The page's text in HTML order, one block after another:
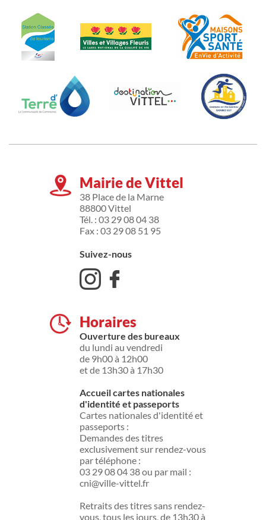
Mairie de Vittel
38 Place de la Marne
88800 Vittel
Tél. : 03 29 08 04 38
Fax : 03 29 08 51 95
Suivez-nous
Horaires
Ouverture des bureaux
du lundi au vendredi
de 9h00 à 12h00
et de 13h30 à 17h30
Accueil cartes nationales
d'identité et passeports
Cartes nationales d'identité et
passeports :
Demandes des titres
exclusivement sur rendez-vous
par téléphone :
03 29 08 04 38 ou par mail :
cni@ville-vittel.fr
Retraits des titres sans rendez-
vous, tous les jours, de 13h30 à